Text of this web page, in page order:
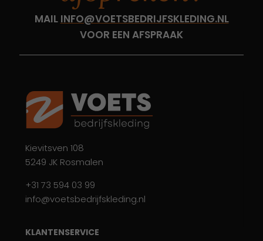
MAIL INFO@VOETSBEDRIJFSKLEDING.NL
VOOR EEN AFSPRAAK
Kievitsven 108
5249 JK Rosmalen
+31 73 594 03 99
info@voetsbedrijfskleding.nl
KLANTENSERVICE